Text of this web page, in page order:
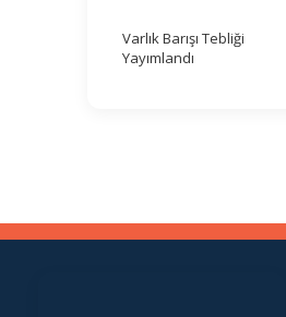
Varlık Barışı Tebliği
Yayımlandı